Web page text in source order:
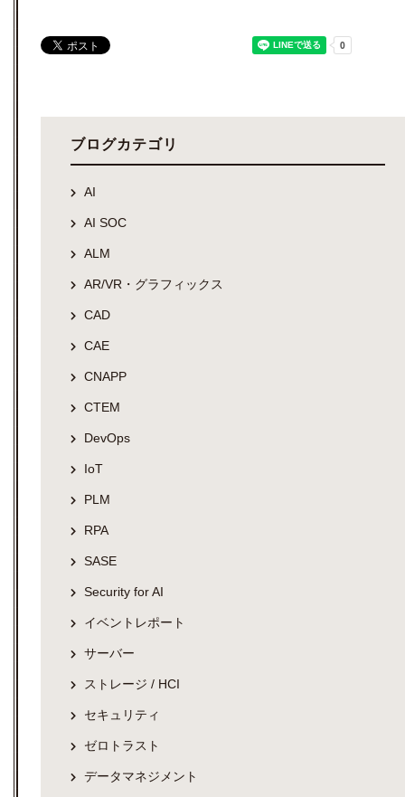
ブログカテゴリ
AI
AI SOC
ALM
AR/VR・グラフィックス
CAD
CAE
CNAPP
CTEM
DevOps
IoT
PLM
RPA
SASE
Security for AI
イベントレポート
サーバー
ストレージ / HCI
セキュリティ
ゼロトラスト
データマネジメント